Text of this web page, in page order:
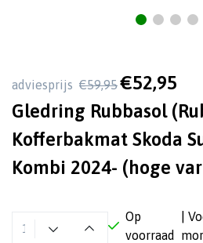
adviesprijs €59,95 €52,95
Gledring Rubbasol
Kofferbakmat Skoda
Kombi 2024- (hoge
Op
voorraad
|